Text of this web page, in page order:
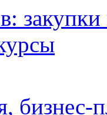
бизнес-